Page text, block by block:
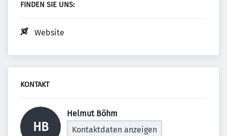
FINDEN SIE UNS:
Website
KONTAKT
HB
Helmut Böhm
Kontaktdaten anzeigen